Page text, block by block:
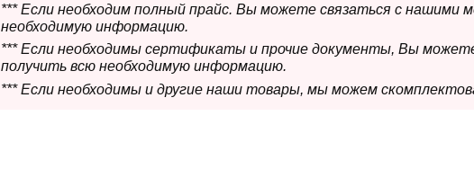
*** Если необходим полный прайс. Вы можете связаться с нашими
необходимую информацию.
*** Если необходимы сертификаты и прочие документы, Вы
получить всю необходимую информацию.
*** Если необходимы и другие наши товары, мы можем